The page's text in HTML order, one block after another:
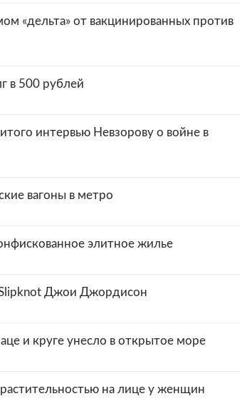
«дельта» от вакцинированных против
в 500 рублей
интервью Невзорову о войне в
вагоны в метро
элитное жилье
Джои Джордисон
и круге унесло в открытое море
на лице у женщин